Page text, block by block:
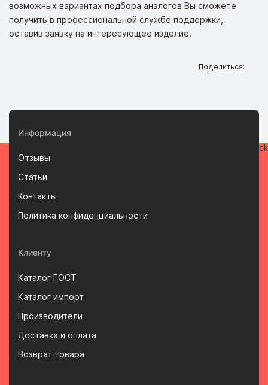
возможных вариантах подбора аналогов Вы сможете
получить в профессиональной службе поддержки,
оставив заявку на интересующее изделие.
Поделиться:
Информация
Отзывы
Статьи
Контакты
Политика конфиденциальности
Клиенту
Каталог ГОСТ
Каталог импорт
Производители
Доставка и оплата
Возврат товара